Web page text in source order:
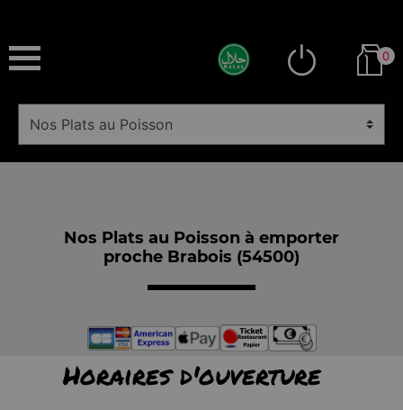
0
Nos Plats au Poisson à emporter
proche Brabois (54500)
Horaires d'ouverture